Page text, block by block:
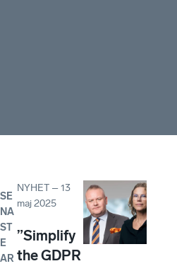
SE
NA
ST
E
AR
NYHET –13
maj 2025
”Simplify
the GDPR